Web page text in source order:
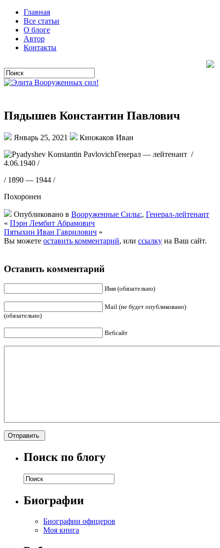
Главная
Все статьи
О блоге
Автор
Контакты
Пядышев Константин Павлович
Январь 25, 2021
Кинжаков Иван
Генерал — лейтенант /
4.06.1940 /
/ 1890 — 1944 /
Похоронен
Опубликовано в Вооруженные Силы:, Генерал-лейтенант
« Пэрн Лембит Абрамович
Пятыхин Иван Гаврилович »
Вы можете оставить комментарий, или ссылку на Ваш сайт.
Оставить комментарий
Имя (обязательно)
Mail (не будет опубликовано)
(обязательно)
Вебсайт
Поиск по блогу
Биографии
Биографии офицеров
Моя книга